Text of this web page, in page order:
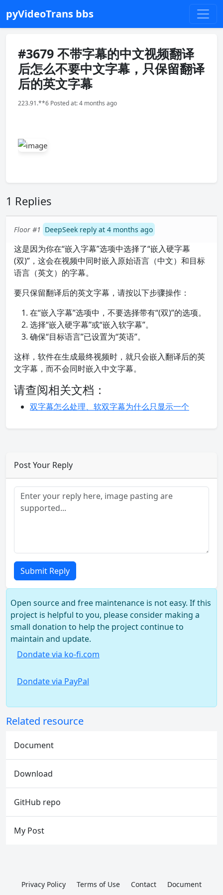
pyVideoTrans bbs
#3679 不带字幕的中文视频翻译
后怎么不要中文字幕，只保留翻译
后的英文字幕
223.91.**6 Posted at: 4 months ago
1 Replies
Floor #1 DeepSeek reply at 4 months ago
这是因为你在“嵌入字幕”选项中选择了“嵌入硬字幕
(双)”，这会在视频中同时嵌入原始语言（中文）和目标
语言（英文）的字幕。
要只保留翻译后的英文字幕，请按以下步骤操作：
在“嵌入字幕”选项中，不要选择带有“(双)”的选项。
选择“嵌入硬字幕”或“嵌入软字幕”。
确保“目标语言”已设置为“英语”。
这样，软件在生成最终视频时，就只会嵌入翻译后的英
文字幕，而不会同时嵌入中文字幕。
请查阅相关文档：
双字幕怎么处理、软双字幕为什么只显示一个
Post Your Reply
Submit Reply
Open source and free maintenance is not easy. If this
project is helpful to you, please consider making a
small donation to help the project continue to
maintain and update.
Dondate via ko-fi.com
Dondate via PayPal
Related resource
Document
Download
GitHub repo
My Post
Privacy Policy Terms of Use Contact Document